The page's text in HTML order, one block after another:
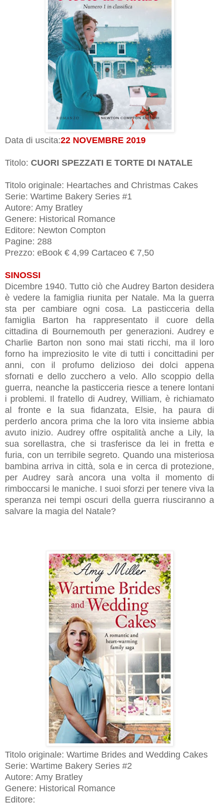
Data di uscita:22 NOVEMBRE 2019
Titolo: CUORI SPEZZATI E TORTE DI NATALE
Titolo originale: Heartaches and Christmas Cakes
Serie: Wartime Bakery Series #1
Autore: Amy Bratley
Genere: Historical Romance
Editore: Newton Compton
Pagine: 288
Prezzo: eBook € 4,99 Cartaceo € 7,50
SINOSSI
Dicembre 1940. Tutto ciò che Audrey Barton desidera
è vedere la famiglia riunita per Natale. Ma la guerra
sta per cambiare ogni cosa. La pasticceria della
famiglia Barton ha rappresentato il cuore della
cittadina di Bournemouth per generazioni. Audrey e
Charlie Barton non sono mai stati ricchi, ma il loro
forno ha impreziosito le vite di tutti i concittadini per
anni, con il profumo delizioso dei dolci appena
sfornati e dello zucchero a velo. Allo scoppio della
guerra, neanche la pasticceria riesce a tenere lontani
i problemi. Il fratello di Audrey, William, è richiamato
al fronte e la sua fidanzata, Elsie, ha paura di
perderlo ancora prima che la loro vita insieme abbia
avuto inizio. Audrey offre ospitalità anche a Lily, la
sua sorellastra, che si trasferisce da lei in fretta e
furia, con un terribile segreto. Quando una misteriosa
bambina arriva in città, sola e in cerca di protezione,
per Audrey sarà ancora una volta il momento di
rimboccarsi le maniche. I suoi sforzi per tenere viva la
speranza nei tempi oscuri della guerra riusciranno a
salvare la magia del Natale?
Titolo originale: Wartime Brides and Wedding Cakes
Serie: Wartime Bakery Series #2
Autore: Amy Bratley
Genere: Historical Romance
Editore: